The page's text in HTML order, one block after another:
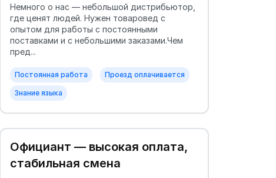
Немного о нас — небольшой дистрибьютор,
где ценят людей. Нужен товаровед с
опытом для работы с постоянными
поставками и с небольшими заказами.Чем
пред...
Постоянная работа Проезд оплачивается
Знание языка
Официант — высокая оплата,
стабильная смена